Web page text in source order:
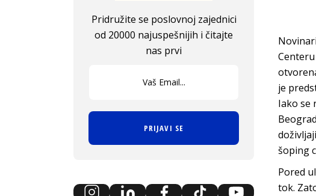
Centeru
je
Iako se
šoping
Pored
tok.
Pridružite se poslovnoj zajednici
od 20000 najuspešnijih i čitajte
nas prvi
PRIJAVI SE